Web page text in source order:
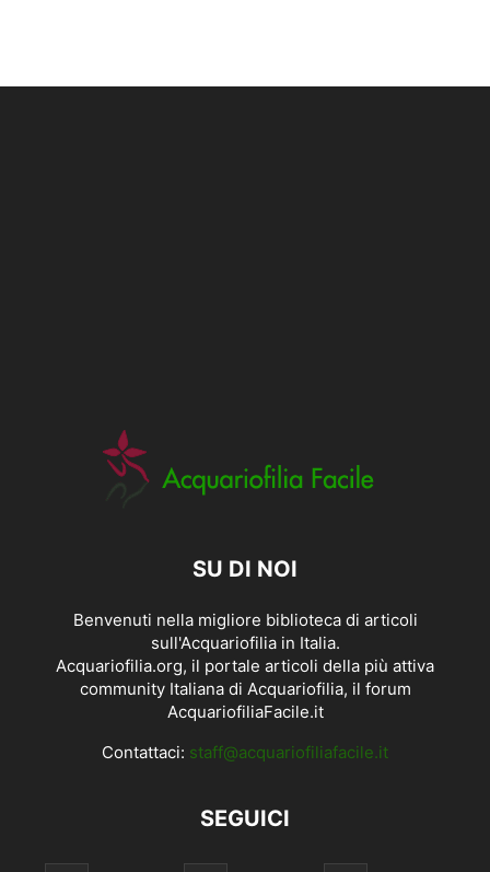
SU DI NOI
Benvenuti nella migliore biblioteca di articoli
sull'Acquariofilia in Italia.
Acquariofilia.org, il portale articoli della più attiva
community Italiana di Acquariofilia, il forum
AcquariofiliaFacile.it
Contattaci: staff@acquariofiliafacile.it
SEGUICI